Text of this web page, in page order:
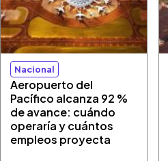
Nacional
Aeropuerto del
Pacífico alcanza 92 %
de avance: cuándo
operaría y cuántos
empleos proyecta